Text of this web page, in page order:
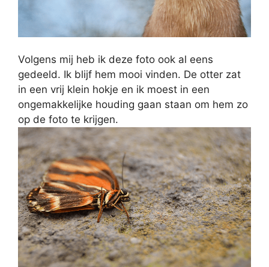
Volgens mij heb ik deze foto ook al eens
gedeeld. Ik blijf hem mooi vinden. De otter zat
in een vrij klein hokje en ik moest in een
ongemakkelijke houding gaan staan om hem zo
op de foto te krijgen.